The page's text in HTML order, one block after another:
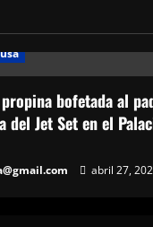
bofetada al
del Jet Set en el
abril 27,